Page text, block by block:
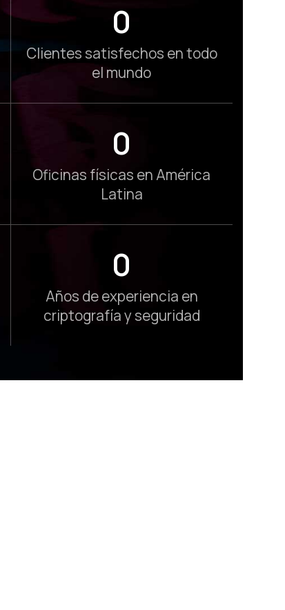
0
Clientes satisfechos en todo
el mundo
0
Oficinas físicas en América
Latina
0
Años de experiencia en
criptografía y seguridad